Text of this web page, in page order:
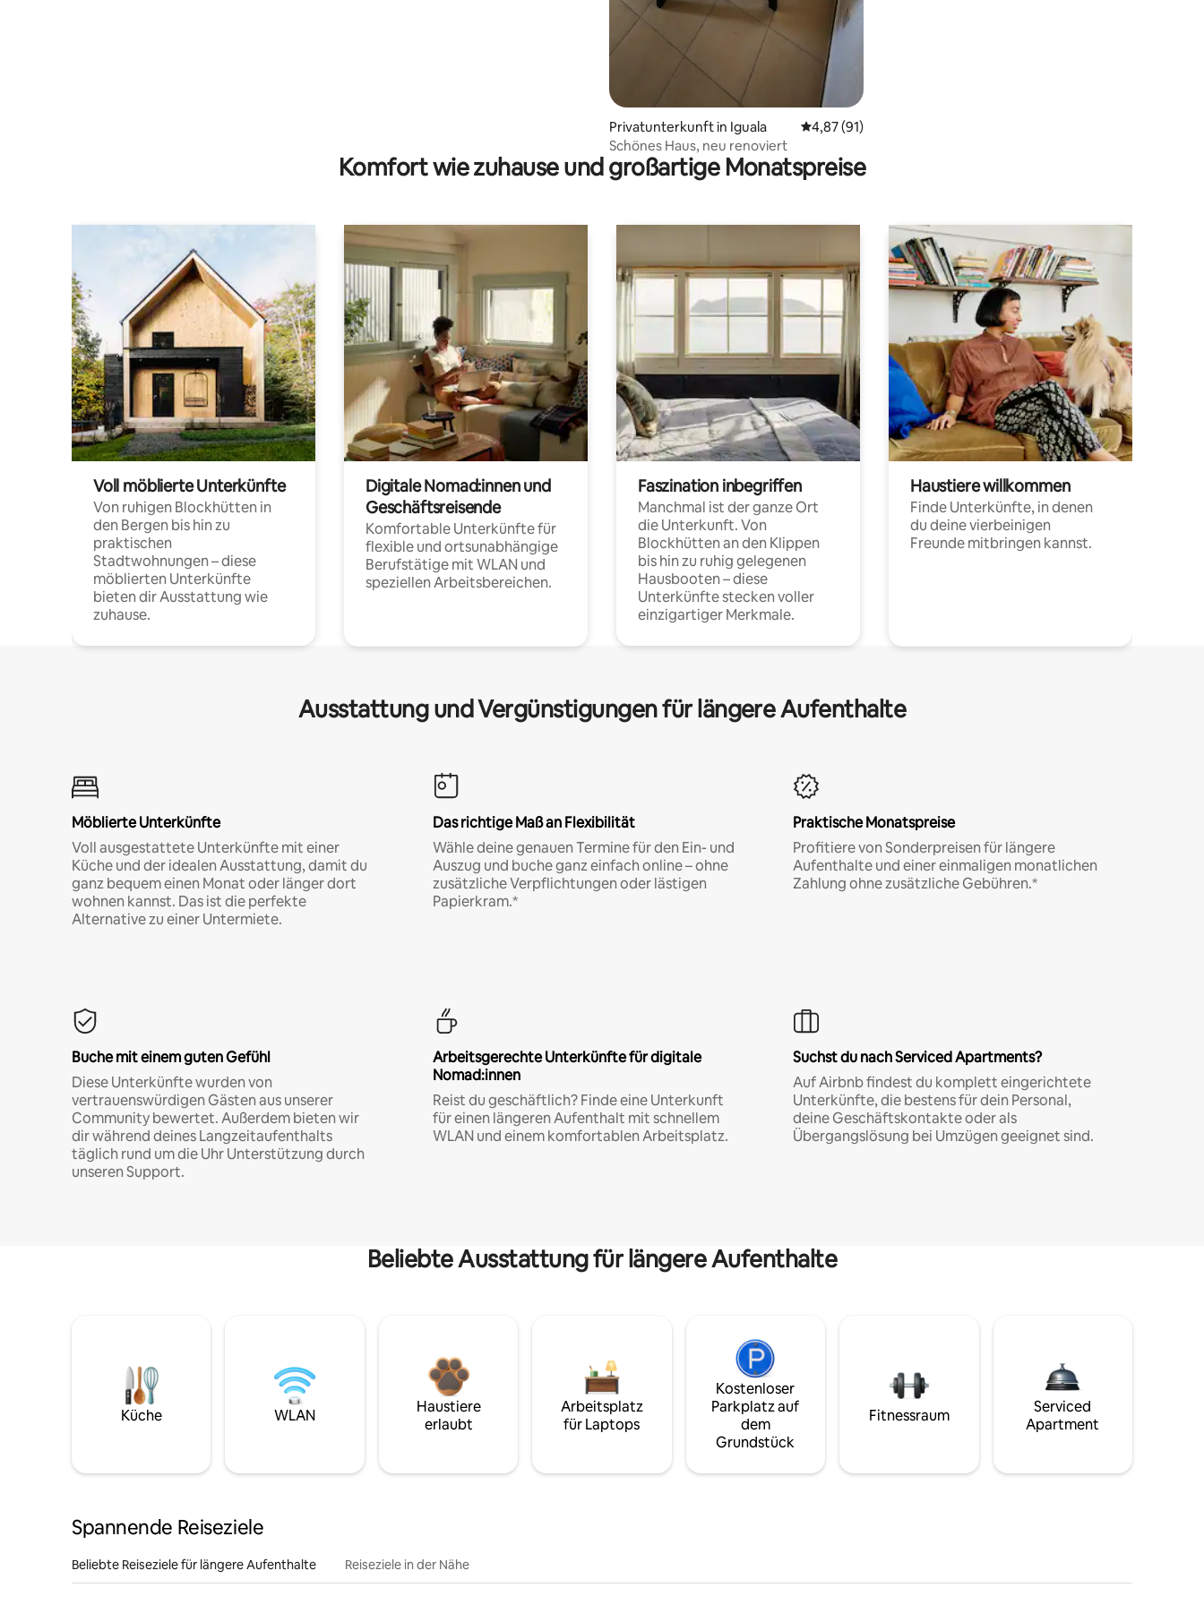
Privatunterkunft in Iguala Durchschnittliche Bewertung: 4,87 von 5, 91 Bewertungen
4,87 (91)
Schönes Haus, neu renoviert
Komfort wie zuhause und großartige Monatspreise
Voll möblierte Unterkünfte
Von ruhigen Blockhütten in
den Bergen bis hin zu
praktischen
Stadtwohnungen – diese
möblierten Unterkünfte
bieten dir Ausstattung wie
zuhause.
Digitale Nomad:innen und
Geschäftsreisende
Komfortable Unterkünfte für
flexible und ortsunabhängige
Berufstätige mit WLAN und
speziellen Arbeitsbereichen.
Faszination inbegriffen
Manchmal ist der ganze Ort
die Unterkunft. Von
Blockhütten an den Klippen
bis hin zu ruhig gelegenen
Hausbooten – diese
Unterkünfte stecken voller
einzigartiger Merkmale.
Haustiere willkommen
Finde Unterkünfte, in denen
du deine vierbeinigen
Freunde mitbringen kannst.
Ausstattung und Vergünstigungen für längere Aufenthalte
Möblierte Unterkünfte
Voll ausgestattete Unterkünfte mit einer
Küche und der idealen Ausstattung, damit du
ganz bequem einen Monat oder länger dort
wohnen kannst. Das ist die perfekte
Alternative zu einer Untermiete.
Das richtige Maß an Flexibilität
Wähle deine genauen Termine für den Ein- und
Auszug und buche ganz einfach online – ohne
zusätzliche Verpflichtungen oder lästigen
Papierkram.*
Praktische Monatspreise
Profitiere von Sonderpreisen für längere
Aufenthalte und einer einmaligen monatlichen
Zahlung ohne zusätzliche Gebühren.*
Buche mit einem guten Gefühl
Diese Unterkünfte wurden von
vertrauenswürdigen Gästen aus unserer
Community bewertet. Außerdem bieten wir
dir während deines Langzeitaufenthalts
täglich rund um die Uhr Unterstützung durch
unseren Support.
Arbeitsgerechte Unterkünfte für digitale
Nomad:innen
Reist du geschäftlich? Finde eine Unterkunft
für einen längeren Aufenthalt mit schnellem
WLAN und einem komfortablen Arbeitsplatz.
Suchst du nach Serviced Apartments?
Auf Airbnb findest du komplett eingerichtete
Unterkünfte, die bestens für dein Personal,
deine Geschäftskontakte oder als
Übergangslösung bei Umzügen geeignet sind.
Beliebte Ausstattung für längere Aufenthalte
Küche WLAN
Haustiere
erlaubt
Arbeitsplatz
für Laptops
Kostenloser
Parkplatz auf
dem
Grundstück
Fitnessraum
Serviced
Apartment
Spannende Reiseziele
Beliebte Reiseziele für längere Aufenthalte Reiseziele in der Nähe